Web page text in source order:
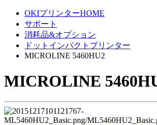
OKIプリンターHOME
サポート
消耗品&オプション
ドットインパクトプリンター
MICROLINE 5460HU2
MICROLINE